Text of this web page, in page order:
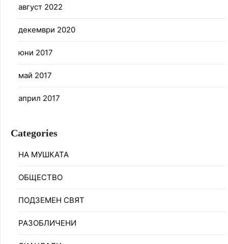
август 2022
декември 2020
юни 2017
май 2017
април 2017
Categories
НА МУШКАТА
ОБЩЕСТВО
ПОДЗЕМЕН СВЯТ
РАЗОБЛИЧЕНИ